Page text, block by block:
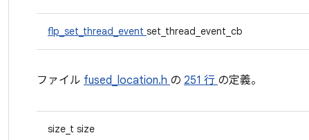
flp_set_thread_event set_thread_event_cb
ファイル fused_location.h の 251 行 の定義。
size_t size